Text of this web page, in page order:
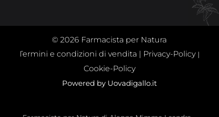
© 2026 Farmacista per Natura
Termini e condizioni di vendita | Privacy-Policy|
Cookie-Policy
Powered by Uovadigallo.it